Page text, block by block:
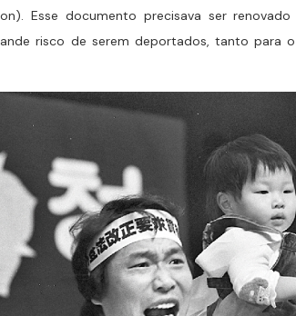
Esse documento precisava ser
risco de serem deportados, tanto